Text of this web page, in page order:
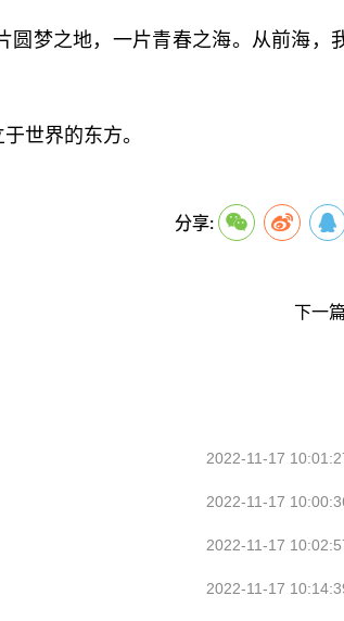
圆梦之地，一片青春之海。从前海，
世界的东方。
分享:
下一
2022-11-17
2022-11-17
2022-11-17
2022-11-17